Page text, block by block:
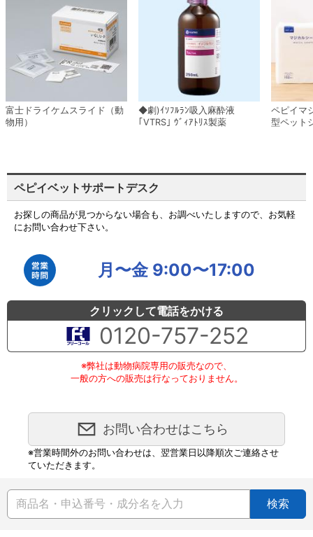
富士ドライケムスライド（動
物用）
◆劇)ｲｿﾌﾙﾗﾝ吸入麻酔液
｢VTRS｣ ｳﾞｨｱﾄﾘｽ製薬
ペピイマ
型ペット
ペピイベットサポートデスク
お探しの商品が見つからない場合も、お調べいたしますので、お気軽
にお問い合わせ下さい。
月〜金 9:00〜17:00
クリックして電話をかける
0120-757-252
※弊社は動物病院専用の販売なので、
一般の方への販売は行なっておりません。
お問い合わせはこちら
※営業時間外のお問い合わせは、翌営業日以降順次ご連絡させ
ていただきます。
検索